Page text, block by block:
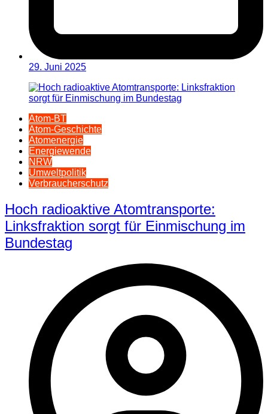
29. Juni 2025
Atom-BT
Atom-Geschichte
Atomenergie
Energiewende
NRW
Umweltpolitik
Verbraucherschutz
Hoch radioaktive Atomtransporte:
Linksfraktion sorgt für Einmischung im
Bundestag